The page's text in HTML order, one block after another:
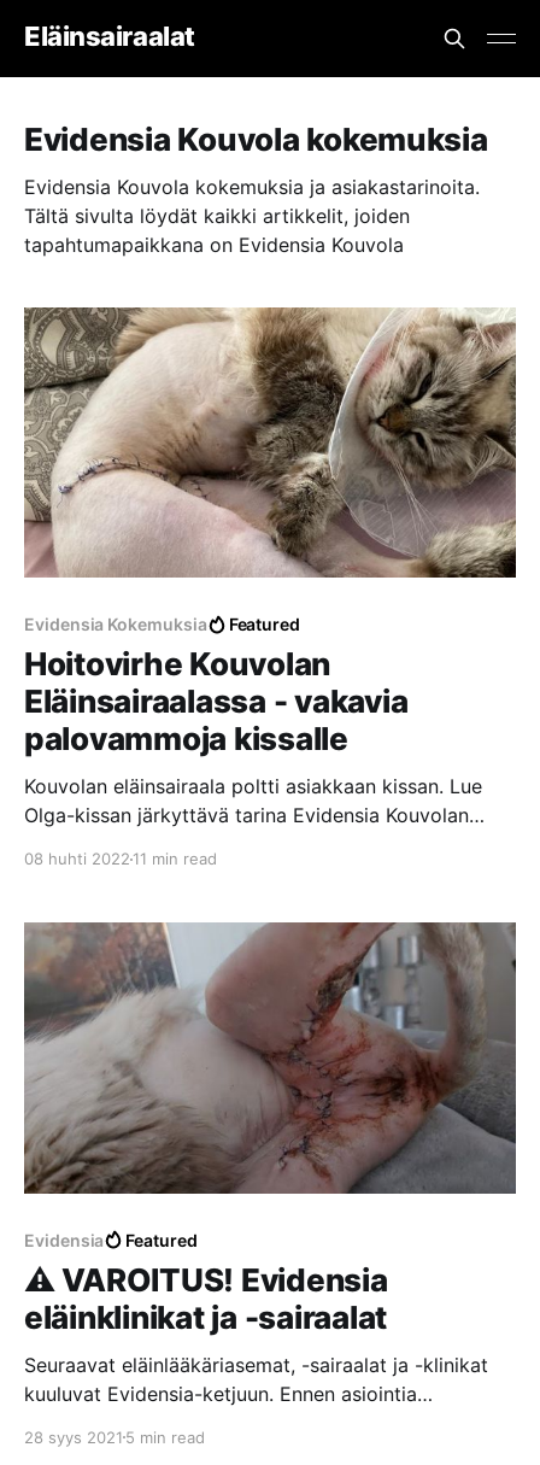
Eläinsairaalat
Evidensia Kouvola kokemuksia
Evidensia Kouvola kokemuksia ja asiakastarinoita.
Tältä sivulta löydät kaikki artikkelit, joiden
tapahtumapaikkana on Evidensia Kouvola
Evidensia Kokemuksia Featured
Hoitovirhe Kouvolan
Eläinsairaalassa - vakavia
palovammoja kissalle
Kouvolan eläinsairaala poltti asiakkaan kissan. Lue
Olga-kissan järkyttävä tarina Evidensia Kouvolan
08 huhti 2022 11 min read
Evidensia Featured
⚠️ VAROITUS! Evidensia
eläinklinikat ja -sairaalat
Seuraavat eläinlääkäriasemat, -sairaalat ja -klinikat
kuuluvat Evidensia-ketjuun. Ennen asiointia
asiakkaiden kokemuksia ja arvosteluita. Lisäksi
28 syys 2021 5 min read